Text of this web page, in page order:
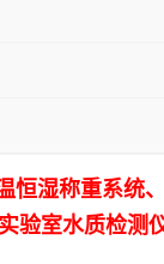
恒湿称重系统
室水质检测